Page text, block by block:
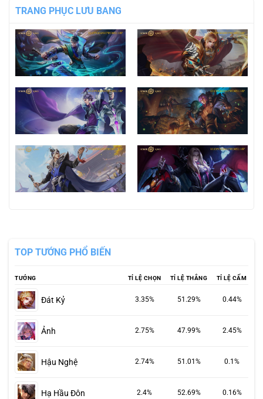
TRANG PHỤC LƯU BANG
TOP TƯỚNG PHỔ BIẾN
TƯỚNG TỈ LỆ CHỌN TỈ LỆ THẮNG TỈ LỆ CẤM
Đát Kỷ 3.35% 51.29% 0.44%
Ảnh 2.75% 47.99% 2.45%
Hậu Nghệ 2.74% 51.01% 0.1%
Hạ Hầu Đôn 2.4% 52.69% 0.16%